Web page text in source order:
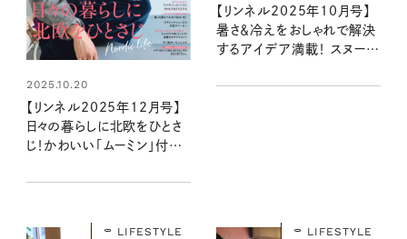
2025.10.20
【リンネル2025年12月号】
日々の暮らしに北欧をひとさ
じ！かわいい「ムーミン」付録
〈10月20日発売12月号・12
【リンネル2025年10月号】
暑さ＆冷えをおしゃれで解決
するアイデア満載！ スヌーピ
集を最速レポート＜8月20日
LIFESTYLE LIFESTYLE